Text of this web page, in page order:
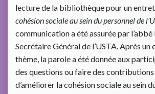
lecture de la bibliothèque pour un
cohésion sociale au sein du personnel de
communication a été assurée par
Secrétaire Général de l’USTA. Après un
thème, la parole a été donnée aux
des questions ou faire des contributions
d’améliorer la cohésion sociale au sein